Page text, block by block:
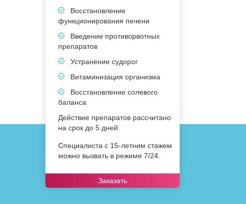
Восстановление
функционирования печени
Введение противорвотных
препаратов
Устранение судорог
Витаминизация организма
Восстановление солевого
баланса
Действие препаратов рассчитано
на срок до 5 дней.
Специалиста с 15-летним стажем
можно вызвать в режиме 7/24.
Заказать